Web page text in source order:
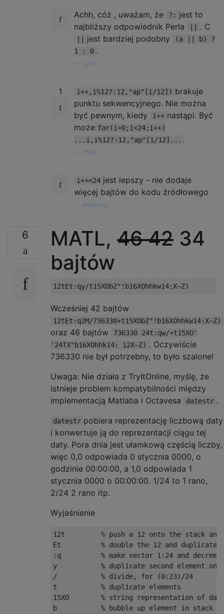
Achh, cóż , uważam, że ?: jest to
najbliższy odpowiednik Perla
. C
jest bardziej podobny
(a || b) ?
1 : 0 .
Lynn
1 i++,i%12?:12,"ap"[i/12]) brakuje
punktu sekwencyjnego. Nie można
być pewnym, kiedy
i++ nastąpi. Być
może for(i=0;i<24;i++)
...i,i%12?:12,"ap"[i/12]...
chux
i++<24 jest lepszy - nie dodaje
więcej bajtów do kodu źródłowego
anatolyg
6 MATL, 4642 34
bajtów
Wcześniej 42 bajtów
12tEt:q2M/736330+t15XObZ"!b16XOhhkw14:X~Z)
oraz 46 bajtów
736330 24t:qw/+t15XO'
'24TX"b16XOhhk14: 12X~Z) . Oczywiście
736330 nie był potrzebny, to było szalone!
Uwaga: Nie działa z TryItOnline, myślę, że
istnieje problem kompatybilności między
implementacją Matlaba i Octavesa
datestr .
datestr pobiera reprezentację liczbową daty
i konwertuje ją do reprezentacji ciągu tej
daty. Pora dnia jest ułamkową częścią liczby,
więc 0,0 odpowiada 0 stycznia 0000, o
godzinie 00:00:00, a 1,0 odpowiada 1
stycznia 0000 o 00:00:00. 1/24 to 1 rano,
2/24 2 rano itp.
Wyjaśnienie
12t         % push a 12 onto the stack and
Et          % double the 12 and duplicate
:q          % make vector 1:24 and
y           % duplicate second element on
/           % divide, for (0:23)/24
t           % duplicate elements
15XO        % string representation of
b           % bubble up element in stack